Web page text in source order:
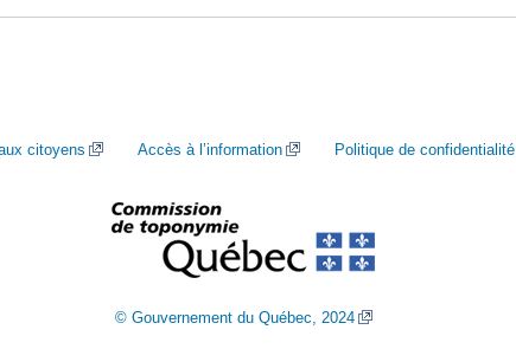
citoyens Accès à l’information Politique de confidentialité
© Gouvernement du Québec, 2024